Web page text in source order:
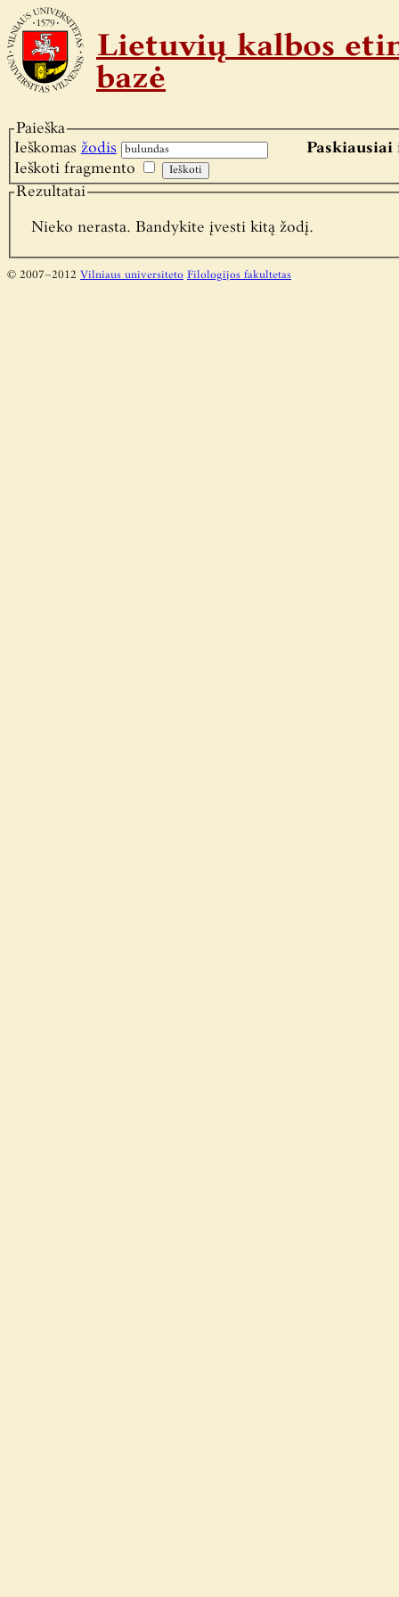
Lietuvių kalbos
bazė
Paieška
Ieškomas žodis
Ieškoti fragmento
Paskiausiai
Rezultatai
Nieko nerasta. Bandykite įvesti kitą žodį.
© 2007–2012 Vilniaus universiteto Filologijos fakultetas